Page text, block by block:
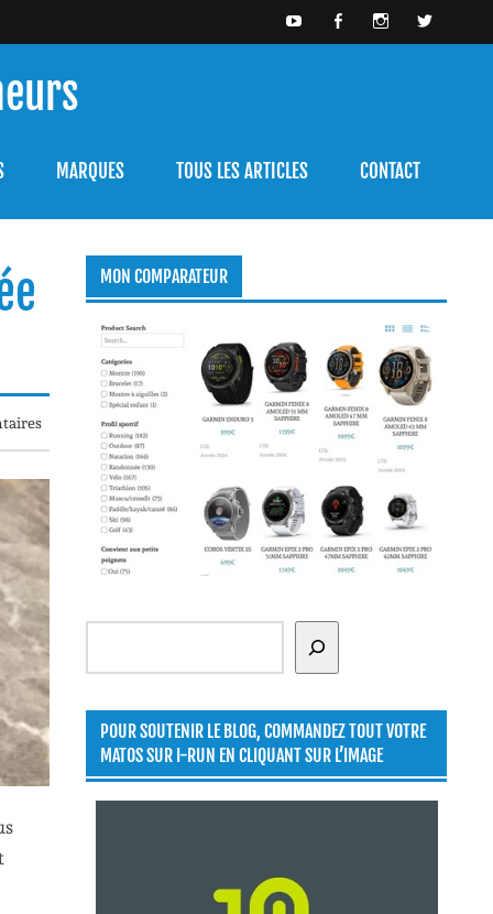
MARQUES TOUS LES ARTICLES CONTACT
MON COMPARATEUR
Rechercher
POUR SOUTENIR LE BLOG, COMMANDEZ TOUT VOTRE
MATOS SUR I-RUN EN CLIQUANT SUR L’IMAGE